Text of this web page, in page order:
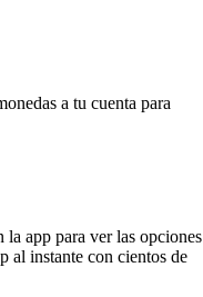
a tu cuenta para
app para ver las opciones
al instante con cientos de